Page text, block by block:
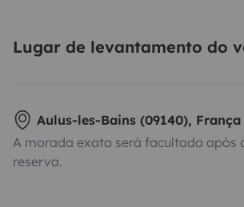
Lugar de levantamento do
Aulus-les-Bains (09140), França
A morada exata será facultada após
reserva.